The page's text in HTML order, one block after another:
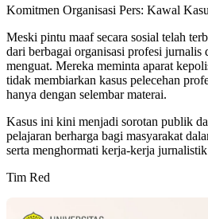
Komitmen Organisasi Pers: Kawal
Meski pintu maaf secara sosial telah
dari berbagai organisasi profesi jurnalis
menguat. Mereka meminta aparat
tidak membiarkan kasus pelecehan
hanya dengan selembar materai.
Kasus ini kini menjadi sorotan publik
pelajaran berharga bagi masyarakat
serta menghormati kerja-kerja
Tim Red